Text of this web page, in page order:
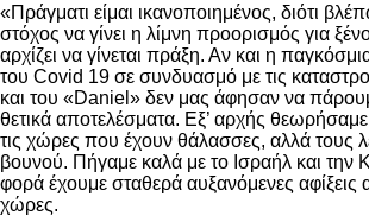
«Πράγματι είμαι ικανοποιημένος, διότι
στόχος να γίνει η λίμνη προορισμός για
αρχίζει να γίνεται πράξη. Αν και η
του Covid 19 σε συνδυασμό με τις
και του «Daniel» δεν μας άφησαν να
θετικά αποτελέσματα. Εξ’ αρχής
τις χώρες που έχουν θάλασσες, αλλά τους
βουνού. Πήγαμε καλά με το Ισραήλ και την
φορά έχουμε σταθερά αυξανόμενες αφίξεις
χώρες.